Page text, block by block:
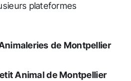
plateformes
de Montpellier
Animal de Montpellier